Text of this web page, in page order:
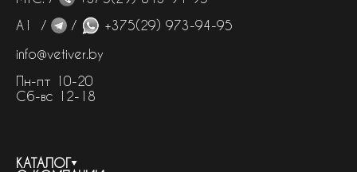
А1 /
/
+375(29) 973-94-95
info@vetiver.by
Пн-пт 10-20
Сб-вс 12-18
КАТАЛОГ